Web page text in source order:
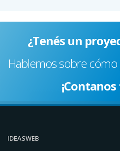
¿Tenés un
Hablemos sobre
IDEASWEB